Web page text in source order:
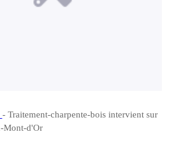
- Traitement-charpente-bois intervient sur
Mont-d'Or